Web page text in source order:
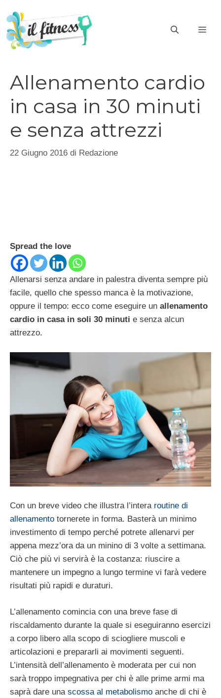
contenuto
Allenamento cardio
in casa in 30 minuti
e senza attrezzi
22 Giugno 2016 di Redazione
Spread the love
Allenarsi senza andare in palestra diventa sempre più
facile, quello che spesso manca è la motivazione,
oppure il tempo: ecco come eseguire un allenamento
cardio in casa in soli 30 minuti e senza alcun
attrezzo.
Con un breve video che illustra l’intera routine di
allenamento tornerete in forma. Basterà un minimo
investimento di tempo perché potrete allenarvi per
appena mezz’ora da un minino di 3 volte a settimana.
Ciò che più vi servirà è la costanza: riuscire a
mantenere un impegno a lungo termine vi farà vedere
risultati più rapidi e duraturi.
L’allenamento comincia con una breve fase di
riscaldamento durante la quale si eseguiranno esercizi
a corpo libero alla scopo di sciogliere muscoli e
articolazioni e prepararli ai movimenti seguenti.
L’intensità dell’allenamento è moderata per cui non
sarà troppo impegnativa per chi è alle prime armi ma
saprà dare una scossa al metabolismo anche di chi è